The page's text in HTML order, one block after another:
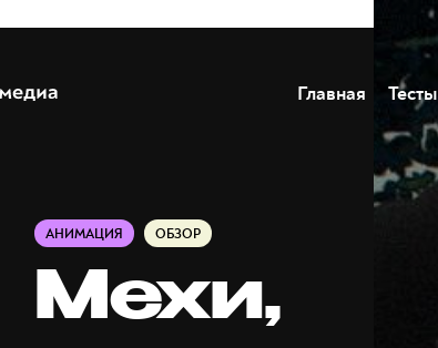
Главная Тесты
АНИМАЦИЯ ОБЗОР
Мехи,